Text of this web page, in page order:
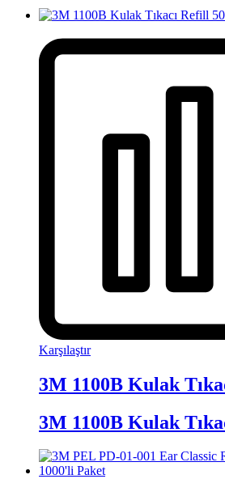
Karşılaştır
3M 1100B Kulak
3M 1100B Kulak